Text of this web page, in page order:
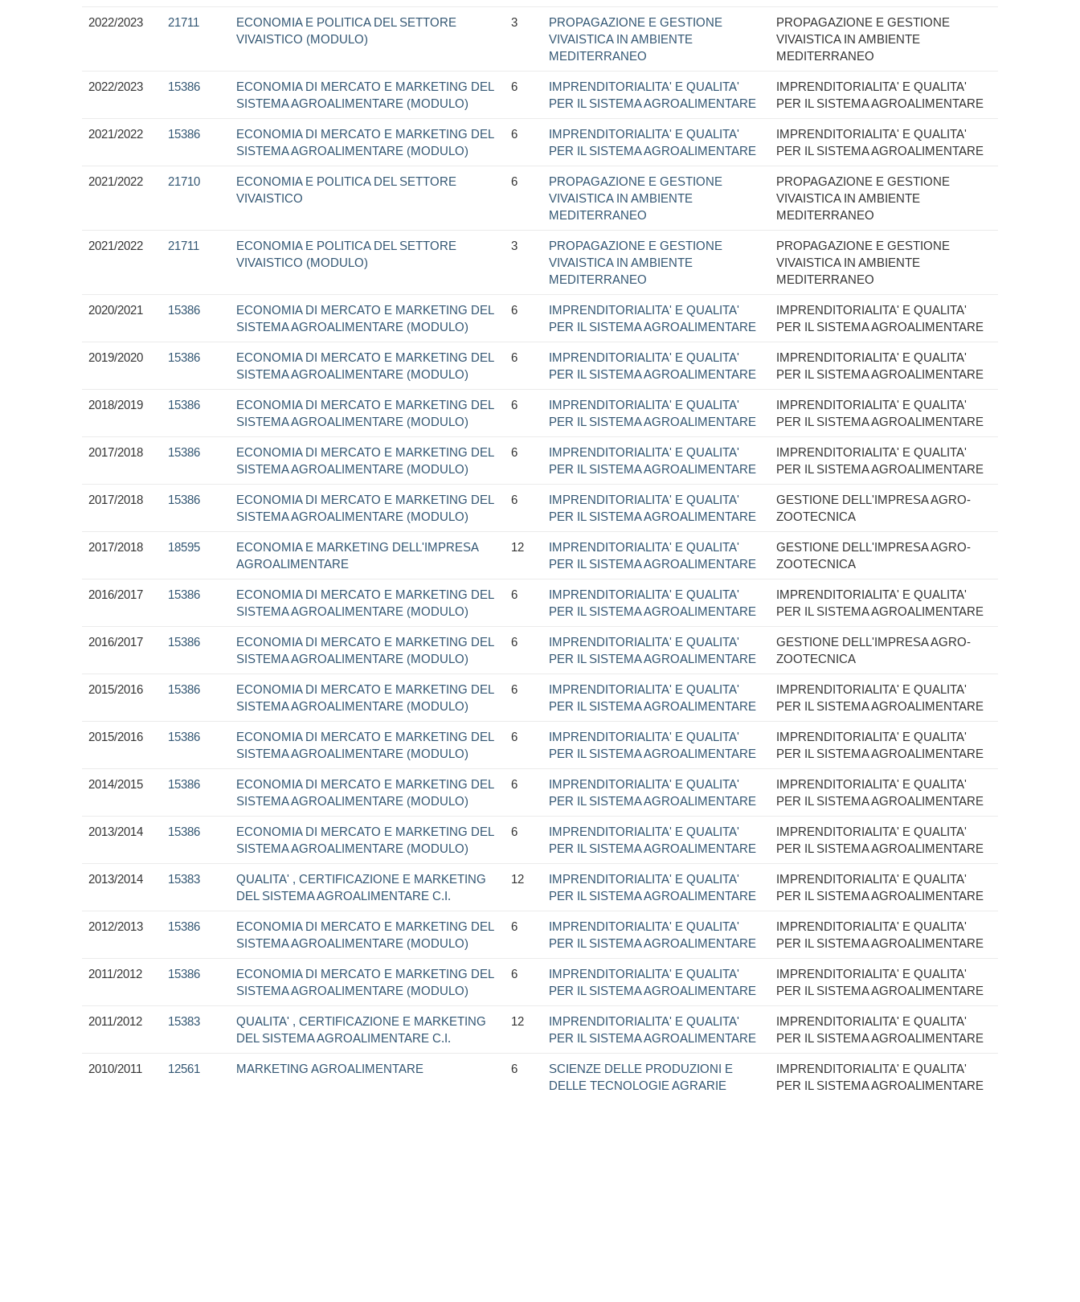
2022/2023 21711
ECONOMIA E POLITICA DEL SETTORE
VIVAISTICO (MODULO)
3
PROPAGAZIONE E GESTIONE
VIVAISTICA IN AMBIENTE
MEDITERRANEO
PROPAGAZIONE E GESTIONE
VIVAISTICA IN AMBIENTE
MEDITERRANEO
2022/2023 15386
ECONOMIA DI MERCATO E MARKETING DEL
SISTEMA AGROALIMENTARE (MODULO)
6
IMPRENDITORIALITA' E QUALITA'
PER IL SISTEMA AGROALIMENTARE
IMPRENDITORIALITA' E QUALITA'
PER IL SISTEMA AGROALIMENTARE
2021/2022 15386
ECONOMIA DI MERCATO E MARKETING DEL
SISTEMA AGROALIMENTARE (MODULO)
6
IMPRENDITORIALITA' E QUALITA'
PER IL SISTEMA AGROALIMENTARE
IMPRENDITORIALITA' E QUALITA'
PER IL SISTEMA AGROALIMENTARE
2021/2022 21710
ECONOMIA E POLITICA DEL SETTORE
VIVAISTICO
6
PROPAGAZIONE E GESTIONE
VIVAISTICA IN AMBIENTE
MEDITERRANEO
PROPAGAZIONE E GESTIONE
VIVAISTICA IN AMBIENTE
MEDITERRANEO
2021/2022 21711
ECONOMIA E POLITICA DEL SETTORE
VIVAISTICO (MODULO)
3
PROPAGAZIONE E GESTIONE
VIVAISTICA IN AMBIENTE
MEDITERRANEO
PROPAGAZIONE E GESTIONE
VIVAISTICA IN AMBIENTE
MEDITERRANEO
2020/2021 15386
ECONOMIA DI MERCATO E MARKETING DEL
SISTEMA AGROALIMENTARE (MODULO)
6
IMPRENDITORIALITA' E QUALITA'
PER IL SISTEMA AGROALIMENTARE
IMPRENDITORIALITA' E QUALITA'
PER IL SISTEMA AGROALIMENTARE
2019/2020 15386
ECONOMIA DI MERCATO E MARKETING DEL
SISTEMA AGROALIMENTARE (MODULO)
6
IMPRENDITORIALITA' E QUALITA'
PER IL SISTEMA AGROALIMENTARE
IMPRENDITORIALITA' E QUALITA'
PER IL SISTEMA AGROALIMENTARE
2018/2019 15386
ECONOMIA DI MERCATO E MARKETING DEL
SISTEMA AGROALIMENTARE (MODULO)
6
IMPRENDITORIALITA' E QUALITA'
PER IL SISTEMA AGROALIMENTARE
IMPRENDITORIALITA' E QUALITA'
PER IL SISTEMA AGROALIMENTARE
2017/2018 15386
ECONOMIA DI MERCATO E MARKETING DEL
SISTEMA AGROALIMENTARE (MODULO)
6
IMPRENDITORIALITA' E QUALITA'
PER IL SISTEMA AGROALIMENTARE
IMPRENDITORIALITA' E QUALITA'
PER IL SISTEMA AGROALIMENTARE
2017/2018 15386
ECONOMIA DI MERCATO E MARKETING DEL
SISTEMA AGROALIMENTARE (MODULO)
6
IMPRENDITORIALITA' E QUALITA'
PER IL SISTEMA AGROALIMENTARE
GESTIONE DELL'IMPRESA AGRO-
ZOOTECNICA
2017/2018 18595
ECONOMIA E MARKETING DELL'IMPRESA
AGROALIMENTARE
12
IMPRENDITORIALITA' E QUALITA'
PER IL SISTEMA AGROALIMENTARE
GESTIONE DELL'IMPRESA AGRO-
ZOOTECNICA
2016/2017 15386
ECONOMIA DI MERCATO E MARKETING DEL
SISTEMA AGROALIMENTARE (MODULO)
6
IMPRENDITORIALITA' E QUALITA'
PER IL SISTEMA AGROALIMENTARE
IMPRENDITORIALITA' E QUALITA'
PER IL SISTEMA AGROALIMENTARE
2016/2017 15386
ECONOMIA DI MERCATO E MARKETING DEL
SISTEMA AGROALIMENTARE (MODULO)
6
IMPRENDITORIALITA' E QUALITA'
PER IL SISTEMA AGROALIMENTARE
GESTIONE DELL'IMPRESA AGRO-
ZOOTECNICA
2015/2016 15386
ECONOMIA DI MERCATO E MARKETING DEL
SISTEMA AGROALIMENTARE (MODULO)
6
IMPRENDITORIALITA' E QUALITA'
PER IL SISTEMA AGROALIMENTARE
IMPRENDITORIALITA' E QUALITA'
PER IL SISTEMA AGROALIMENTARE
2015/2016 15386
ECONOMIA DI MERCATO E MARKETING DEL
SISTEMA AGROALIMENTARE (MODULO)
6
IMPRENDITORIALITA' E QUALITA'
PER IL SISTEMA AGROALIMENTARE
IMPRENDITORIALITA' E QUALITA'
PER IL SISTEMA AGROALIMENTARE
2014/2015 15386
ECONOMIA DI MERCATO E MARKETING DEL
SISTEMA AGROALIMENTARE (MODULO)
6
IMPRENDITORIALITA' E QUALITA'
PER IL SISTEMA AGROALIMENTARE
IMPRENDITORIALITA' E QUALITA'
PER IL SISTEMA AGROALIMENTARE
2013/2014 15386
ECONOMIA DI MERCATO E MARKETING DEL
SISTEMA AGROALIMENTARE (MODULO)
6
IMPRENDITORIALITA' E QUALITA'
PER IL SISTEMA AGROALIMENTARE
IMPRENDITORIALITA' E QUALITA'
PER IL SISTEMA AGROALIMENTARE
2013/2014 15383
QUALITA' , CERTIFICAZIONE E MARKETING
DEL SISTEMA AGROALIMENTARE C.I.
12
IMPRENDITORIALITA' E QUALITA'
PER IL SISTEMA AGROALIMENTARE
IMPRENDITORIALITA' E QUALITA'
PER IL SISTEMA AGROALIMENTARE
2012/2013 15386
ECONOMIA DI MERCATO E MARKETING DEL
SISTEMA AGROALIMENTARE (MODULO)
6
IMPRENDITORIALITA' E QUALITA'
PER IL SISTEMA AGROALIMENTARE
IMPRENDITORIALITA' E QUALITA'
PER IL SISTEMA AGROALIMENTARE
2011/2012 15386
ECONOMIA DI MERCATO E MARKETING DEL
SISTEMA AGROALIMENTARE (MODULO)
6
IMPRENDITORIALITA' E QUALITA'
PER IL SISTEMA AGROALIMENTARE
IMPRENDITORIALITA' E QUALITA'
PER IL SISTEMA AGROALIMENTARE
2011/2012 15383
QUALITA' , CERTIFICAZIONE E MARKETING
DEL SISTEMA AGROALIMENTARE C.I.
12
IMPRENDITORIALITA' E QUALITA'
PER IL SISTEMA AGROALIMENTARE
IMPRENDITORIALITA' E QUALITA'
PER IL SISTEMA AGROALIMENTARE
2010/2011 12561 MARKETING AGROALIMENTARE 6
SCIENZE DELLE PRODUZIONI E
DELLE TECNOLOGIE AGRARIE
IMPRENDITORIALITA' E QUALITA'
PER IL SISTEMA AGROALIMENTARE